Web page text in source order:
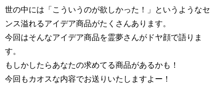
世の中には「こういうのが欲しかった！」というようなセ
ンス溢れるアイデア商品がたくさんあります。
今回はそんなアイデア商品を霊夢さんがドヤ顔で語りま
す。
もしかしたらあなたの求めてる商品があるかも！
今回もカオスな内容でお送りいたしますよー！